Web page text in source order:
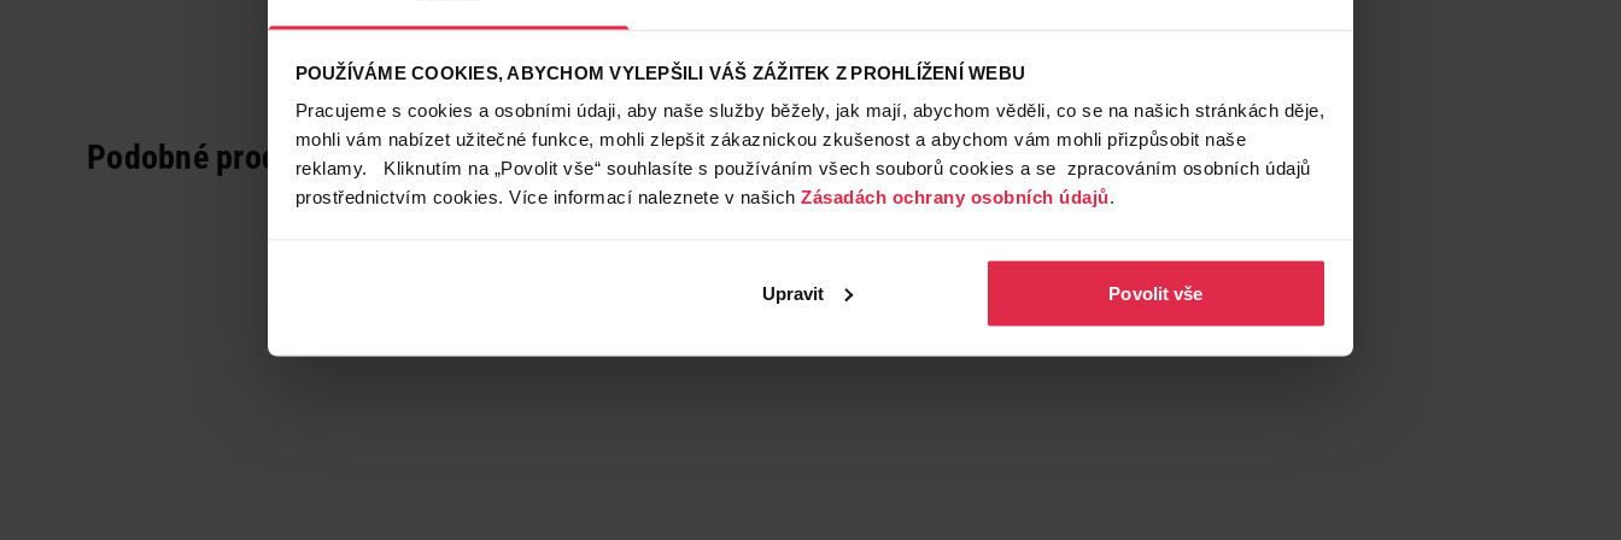
POUŽÍVÁME COOKIES, ABYCHOM VYLEPŠILI VÁŠ ZÁŽITEK Z PROHLÍŽENÍ WEBU
Pracujeme s cookies a osobními údaji, aby naše služby běžely, jak mají, abychom věděli, co se na našich stránkách děje,
mohli vám nabízet užitečné funkce, mohli zlepšit zákaznickou zkušenost a abychom vám mohli přizpůsobit naše
reklamy. Kliknutím na „Povolit vše“ souhlasíte s používáním všech souborů cookies a se zpracováním osobních údajů
prostřednictvím cookies. Více informací naleznete v našich Zásadách ochrany osobních údajů.
Upravit Povolit vše
Podobné produkty